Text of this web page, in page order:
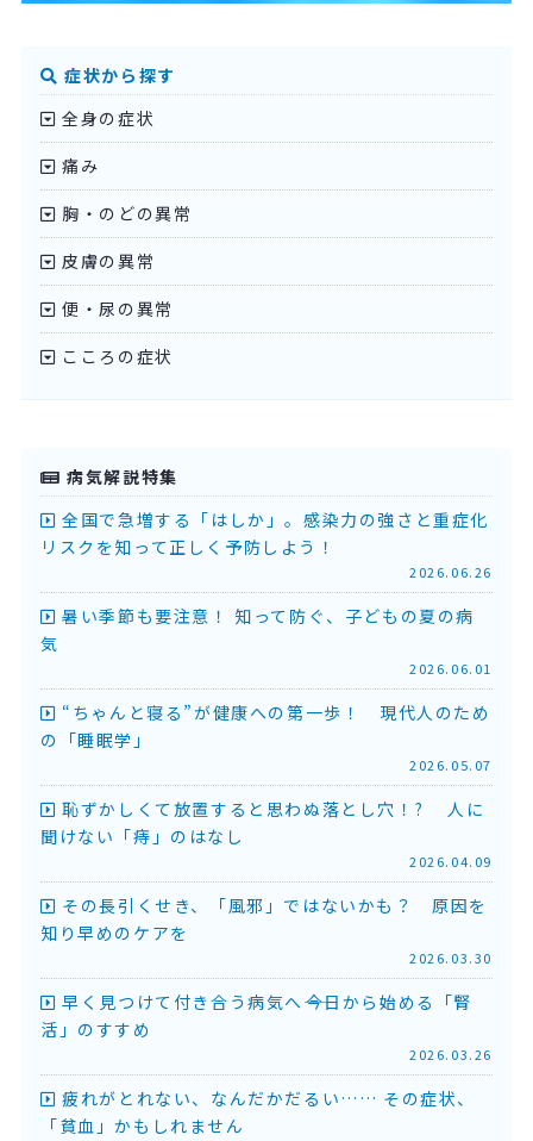
症状から探す
全身の症状
痛み
胸・のどの異常
皮膚の異常
便・尿の異常
こころの症状
病気解説特集
全国で急増する「はしか」。感染力の強さと重症化
リスクを知って正しく予防しよう！
2026.06.26
暑い季節も要注意！ 知って防ぐ、子どもの夏の病
気
2026.06.01
“ちゃんと寝る”が健康への第一歩！ 現代人のため
の「睡眠学」
2026.05.07
恥ずかしくて放置すると思わぬ落とし穴！? 人に
聞けない「痔」のはなし
2026.04.09
その長引くせき、「風邪」ではないかも？ 原因を
知り早めのケアを
2026.03.30
早く見つけて付き合う病気へ――今日から始める「腎
活」のすすめ
2026.03.26
疲れがとれない、なんだかだるい…… その症状、
「貧血」かもしれません